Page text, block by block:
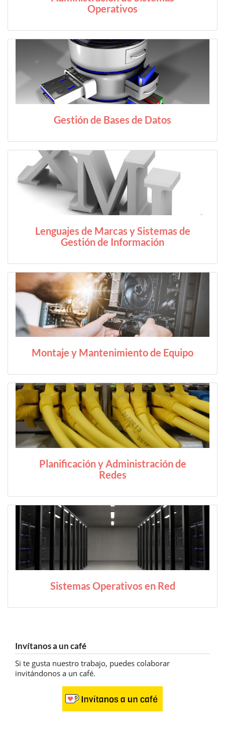
Operativos
Gestión de Bases de Datos
Lenguajes de Marcas y Sistemas de
Gestión de Información
Montaje y Mantenimiento de Equipo
Planificación y Administración de
Redes
Sistemas Operativos en Red
Invítanos a un café
Si te gusta nuestro trabajo, puedes colaborar
invitándonos a un café.